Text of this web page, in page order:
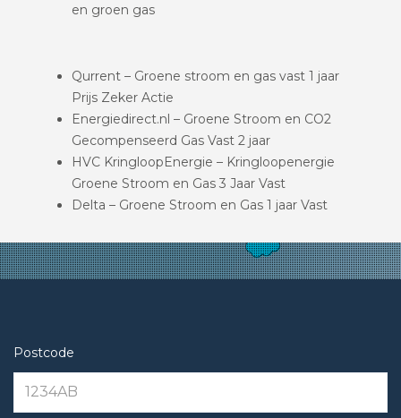
en groen gas
Qurrent – Groene stroom en gas vast 1 jaar
Prijs Zeker Actie
Energiedirect.nl – Groene Stroom en CO2
Gecompenseerd Gas Vast 2 jaar
HVC KringloopEnergie – Kringloopenergie
Groene Stroom en Gas 3 Jaar Vast
Delta – Groene Stroom en Gas 1 jaar Vast
Postcode